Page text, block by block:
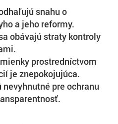
snahu o
a jeho reformy.
obávajú straty kontroly
prostredníctvom
je znepokojujúca.
pre ochranu